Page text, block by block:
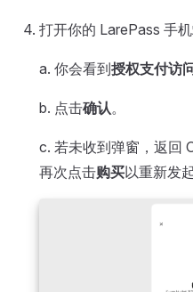
打开你的 LarePass 手机
a. 你会看到授权支付访
b. 点击确认。
c. 若未收到弹窗，返回
再次点击购买以重新发